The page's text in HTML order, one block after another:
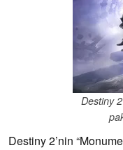
Destiny
Destiny 2’nin